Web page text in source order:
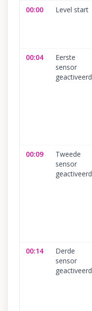
00:00
Level start
00:04
Eerste
sensor
geactiveerd
00:09
Tweede
sensor
geactiveerd
00:14
Derde
sensor
geactiveerd